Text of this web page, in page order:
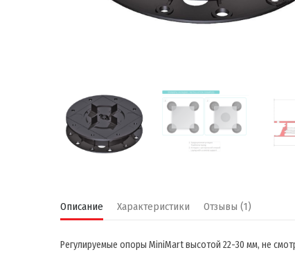
Описание Характеристики Отзывы (1)
Регулируемые опоры MiniMart высотой 22-30 мм, не